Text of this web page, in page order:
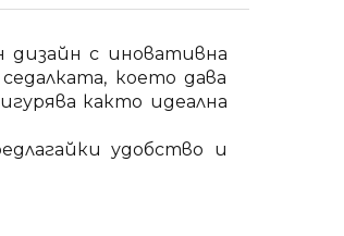
дизайн с иновативна
което дава
както идеална
удобство и